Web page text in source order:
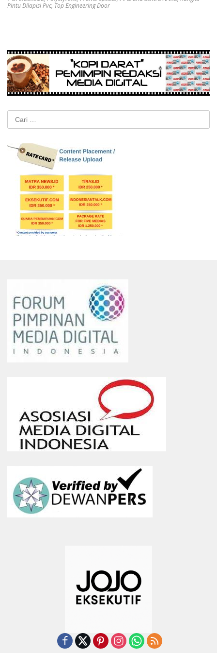
Pintu Dilapisi Pvc, Top Engineering Door